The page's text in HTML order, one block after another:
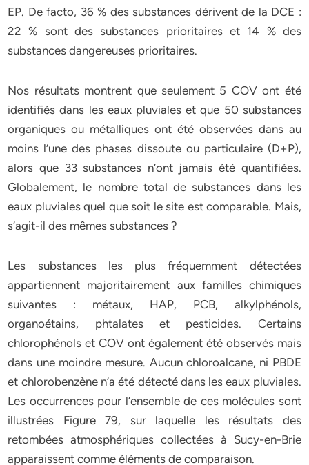
EP. De facto, 36 % des substances dérivent de la DCE :
22 % sont des substances prioritaires et 14 % des
substances dangereuses prioritaires.
Nos résultats montrent que seulement 5 COV ont été
identifiés dans les eaux pluviales et que 50 substances
organiques ou métalliques ont été observées dans au
moins l’une des phases dissoute ou particulaire (D+P),
alors que 33 substances n’ont jamais été quantifiées.
Globalement, le nombre total de substances dans les
eaux pluviales quel que soit le site est comparable. Mais,
s’agit-il des mêmes substances ?
Les substances les plus fréquemment détectées
appartiennent majoritairement aux familles chimiques
suivantes : métaux, HAP, PCB, alkylphénols,
organoétains, phtalates et pesticides. Certains
chlorophénols et COV ont également été observés mais
dans une moindre mesure. Aucun chloroalcane, ni PBDE
et chlorobenzène n’a été détecté dans les eaux pluviales.
Les occurrences pour l’ensemble de ces molécules sont
illustrées Figure 79, sur laquelle les résultats des
retombées atmosphériques collectées à Sucy-en-Brie
apparaissent comme éléments de comparaison.